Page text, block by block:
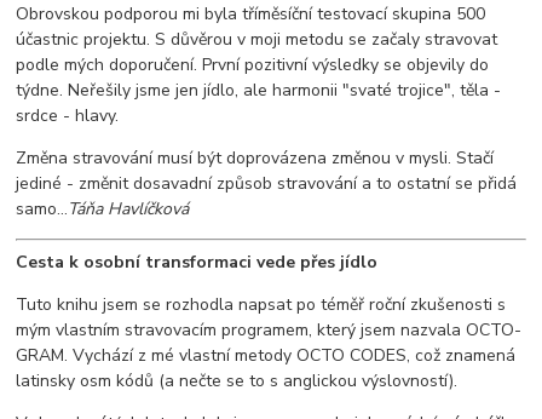
Obrovskou podporou mi byla tříměsíční testovací skupina 500
účastnic projektu. S důvěrou v moji metodu se začaly stravovat
podle mých doporučení. První pozitivní výsledky se objevily do
týdne. Neřešily jsme jen jídlo, ale harmonii "svaté trojice", těla -
srdce - hlavy.
Změna stravování musí být doprovázena změnou v mysli. Stačí
jediné - změnit dosavadní způsob stravování a to ostatní se přidá
samo...Táňa Havlíčková
Cesta k osobní transformaci vede přes jídlo
Tuto knihu jsem se rozhodla napsat po téměř roční zkušenosti s
mým vlastním stravovacím programem, který jsem nazvala OCTO-
GRAM. Vychází z mé vlastní metody OCTO CODES, což znamená
latinsky osm kódů (a nečte se to s anglickou výslovností).